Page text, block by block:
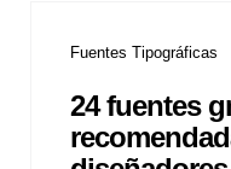
Fuentes Tipográficas
24 fuentes